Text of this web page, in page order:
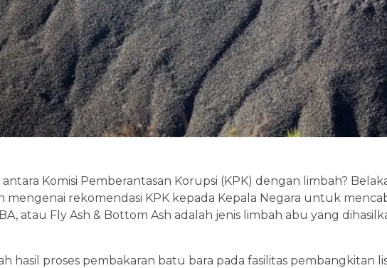
Komisi Pemberantasan Korupsi (KPK) dengan limbah?
mengenai rekomendasi KPK kepada Kepala Negara untuk
atau Fly Ash & Bottom Ash adalah jenis limbah abu yang
hasil proses pembakaran batu bara pada fasilitas pembangkitan